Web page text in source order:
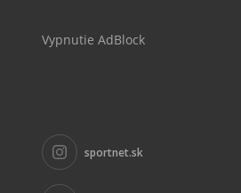
Vypnutie AdBlock
sportnet.sk